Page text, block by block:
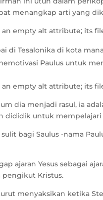
menangkap arti yang
di Tesalonika di kota
Paulus untuk
dia menjadi rasul, ia
dididik untuk
bagi Saulus -nama
ajaran Yesus sebagai
pengikut Kristus.
menyaksikan ketika